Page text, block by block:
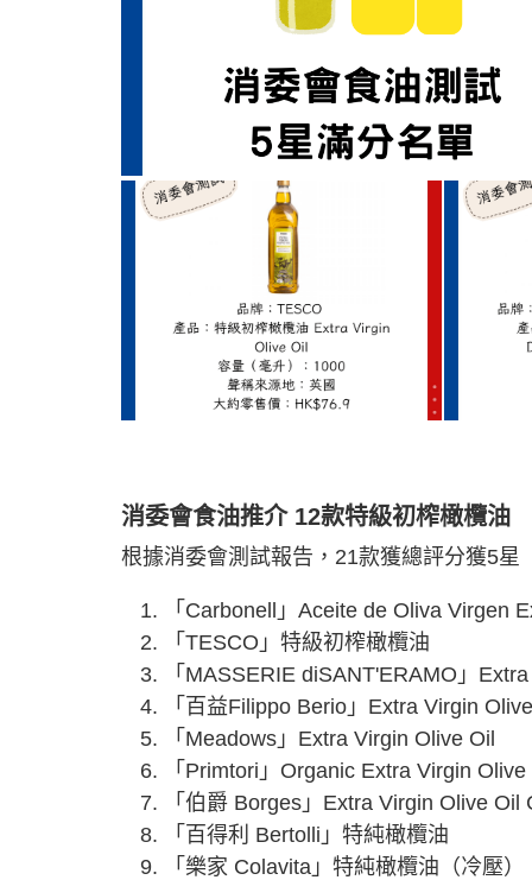
消委會食油推介 12款特級初榨橄欖油
根據消委會測試報告，21款獲總評分獲5
「Carbonell」Aceite de Oliva Virgen
「TESCO」特級初榨橄欖油
「MASSERIE diSANT'ERAMO」
「百益Filippo Berio」Extra Virgin
「Meadows」Extra Virgin Olive Oil
「Primtori」Organic Extra Virgin Olive
「伯爵 Borges」Extra Virgin Olive
「百得利 Bertolli」特純橄欖油
「樂家 Colavita」特純橄欖油（冷壓）